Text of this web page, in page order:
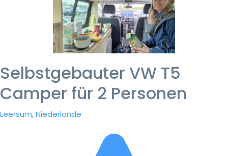
Selbstgebauter VW T5
Camper für 2 Personen
Leersum, Niederlande